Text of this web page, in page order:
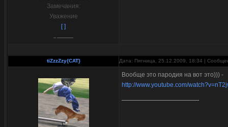
Замечания:
Уважение
[ ]
tiZzzZzy{CAT} Дата: Пятница, 25.12.2009, 18:34 |
Вообще это пародия на вот это))) -
http://www.youtube.com/